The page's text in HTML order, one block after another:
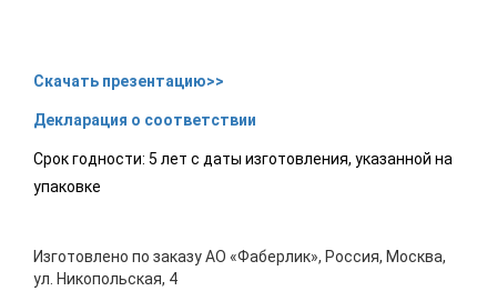
Скачать презентацию>>
Декларация о соответствии
Срок годности: 5 лет с даты изготовления, указанной на
упаковке
Изготовлено по заказу АО «Фаберлик», Россия, Москва,
ул. Никопольская, 4